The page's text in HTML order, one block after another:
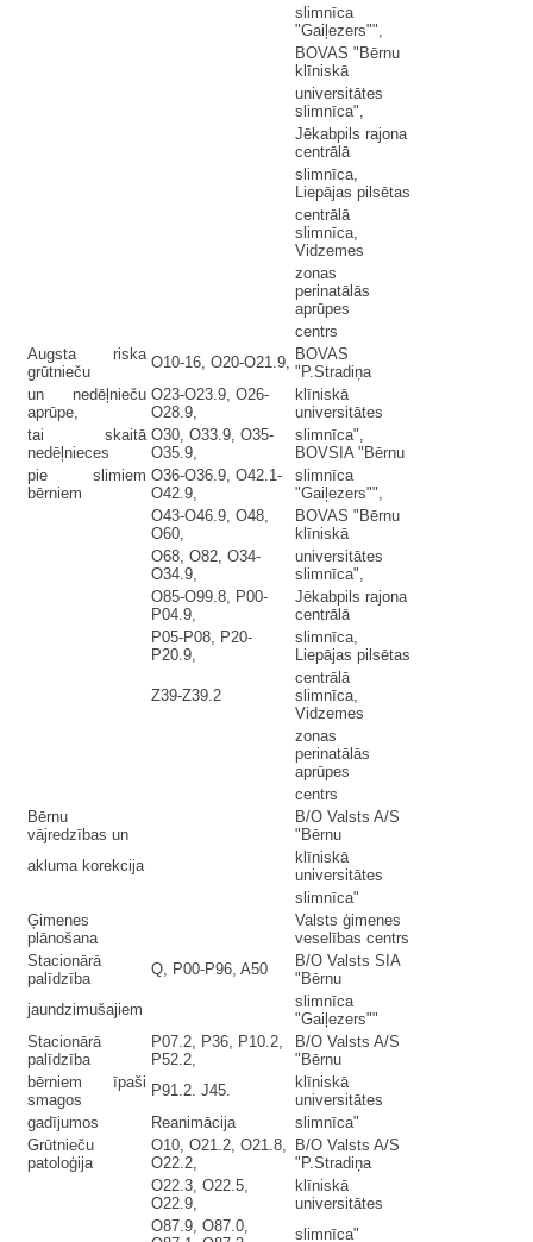
slimnīca
"Gaiļezers"",
BOVAS "Bērnu
klīniskā
universitātes
slimnīca",
Jēkabpils rajona
centrālā
slimnīca,
Liepājas pilsētas
centrālā
slimnīca,
Vidzemes
zonas
perinatālās
aprūpes
centrs
Augsta riska
grūtnieču
O10-16, O20-O21.9, BOVAS
"P.Stradiņa
un nedēļnieču
aprūpe,
O23-O23.9, O26-
O28.9,
klīniskā
universitātes
tai skaitā
nedēļnieces
O30, O33.9, O35-
O35.9,
slimnīca",
BOVSIA "Bērnu
pie slimiem
bērniem
O36-O36.9, O42.1-
O42.9,
slimnīca
"Gaiļezers"",
O43-O46.9, O48,
O60,
BOVAS "Bērnu
klīniskā
O68, O82, O34-
O34.9,
universitātes
slimnīca",
O85-O99.8, P00-
P04.9,
Jēkabpils rajona
centrālā
P05-P08, P20-
P20.9,
slimnīca,
Liepājas pilsētas
Z39-Z39.2
centrālā
slimnīca,
Vidzemes
zonas
perinatālās
aprūpes
centrs
Bērnu
vājredzības un
B/O Valsts A/S
"Bērnu
akluma korekcija
klīniskā
universitātes
slimnīca"
Ģimenes
plānošana
Valsts ģimenes
veselības centrs
Stacionārā
palīdzība
Q, P00-P96, A50
B/O Valsts SIA
"Bērnu
jaundzimušajiem
slimnīca
"Gaiļezers""
Stacionārā
palīdzība
P07.2, P36, P10.2,
P52.2,
B/O Valsts A/S
"Bērnu
bērniem īpaši
smagos
P91.2. J45.
klīniskā
universitātes
gadījumos
Reanimācija
slimnīca"
Grūtnieču
patoloģija
O10, O21.2, O21.8,
O22.2,
B/O Valsts A/S
"P.Stradiņa
O22.3, O22.5,
O22.9,
klīniskā
universitātes
O87.9, O87.0,
slimnīca"